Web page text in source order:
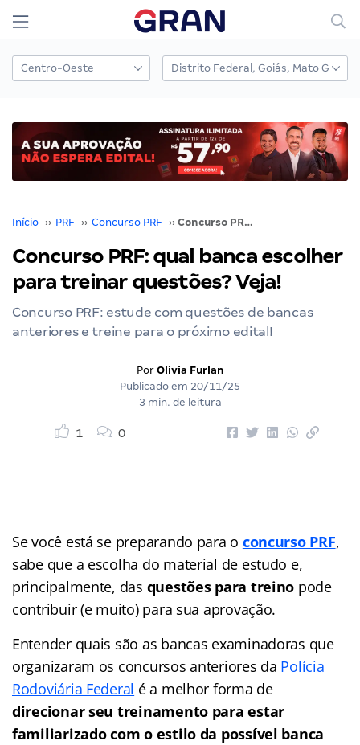
Início ›› PRF ›› Concurso PRF ›› Concurso PRF: qual banca escolher para treinar questões? Veja!
Concurso PRF: qual banca escolher
para treinar questões? Veja!
Concurso PRF: estude com questões de bancas
anteriores e treine para o próximo edital!
Por Olivia Furlan
Publicado em 20/11/25
3 min. de leitura
1 0
Se você está se preparando para o concurso PRF,
sabe que a escolha do material de estudo e,
principalmente, das questões para treino pode
contribuir (e muito) para sua aprovação.
Entender quais são as bancas examinadoras que
organizaram os concursos anteriores da Polícia
Rodoviária Federal é a melhor forma de
direcionar seu treinamento para estar
familiarizado com o estilo da possível banca